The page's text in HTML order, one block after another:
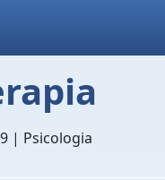
| Psicologia